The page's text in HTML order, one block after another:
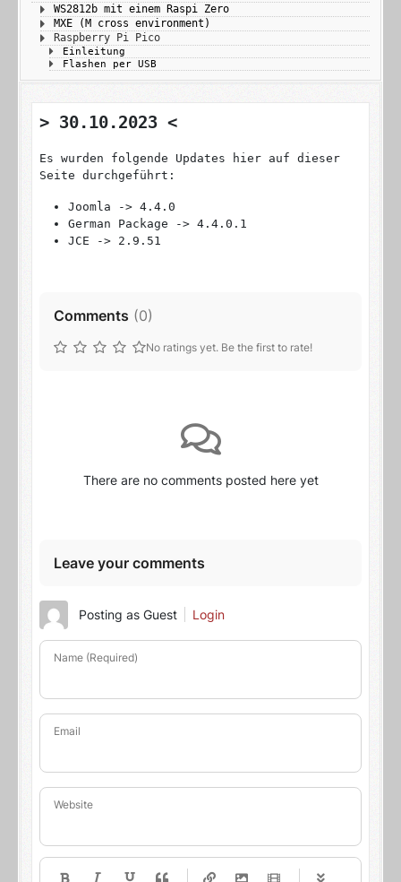
WS2812b mit einem Raspi Zero
MXE (M cross environment)
Raspberry Pi Pico
Einleitung
Flashen per USB
> 30.10.2023 <
Es wurden folgende Updates hier auf dieser
Seite durchgeführt:
Joomla -> 4.4.0
German Package -> 4.4.0.1
JCE -> 2.9.51
Comments (0)
No ratings yet. Be the first to rate!
There are no comments posted here yet
Leave your comments
Posting as Guest Login
Name (Required)
Email
Website